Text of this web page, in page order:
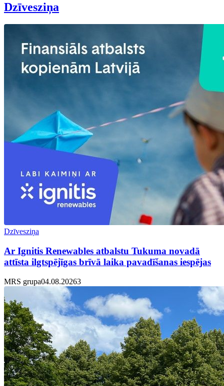
Dzīvesziņa
Dzīvesziņa
Ar Ignitis Renewables atbalstu Tukuma novadā
attīsta ilgtspējīgas brīvā laika pavadīšanas iespējas
MRS grupa04.08.20263